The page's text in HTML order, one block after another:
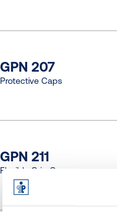
GPN 207
Protective Caps
GPN 211
Flexible Grip Caps